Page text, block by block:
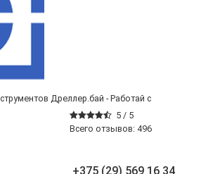
Дреллер.бай - Работай с
5 / 5
Всего отзывов: 496
+375 (29) 569 16 34